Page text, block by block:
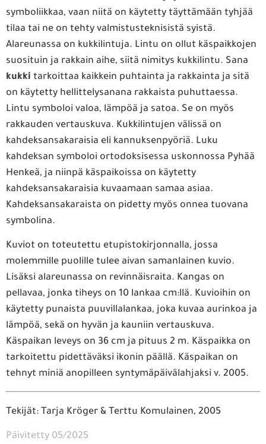
symboliikkaa, vaan niitä on käytetty täyttämään tyhjää
tilaa tai ne on tehty valmistusteknisistä syistä.
Alareunassa on kukkilintuja. Lintu on ollut käspaikkojen
suosituin ja rakkain aihe, siitä nimitys kukkilintu. Sana
kukki tarkoittaa kaikkein puhtainta ja rakkainta ja sitä
on käytetty hellittelysanana rakkaista puhuttaessa.
Lintu symboloi valoa, lämpöä ja satoa. Se on myös
rakkauden vertauskuva. Kukkilintujen välissä on
kahdeksansakaraisia eli kannuksenpyöriä. Luku
kahdeksan symboloi ortodoksisessa uskonnossa Pyhää
Henkeä, ja niinpä käspaikoissa on käytetty
kahdeksansakaraisia kuvaamaan samaa asiaa.
Kahdeksansakaraista on pidetty myös onnea tuovana
symbolina.
Kuviot on toteutettu etupistokirjonnalla, jossa
molemmille puolille tulee aivan samanlainen kuvio.
Lisäksi alareunassa on revinnäisraita. Kangas on
pellavaa, jonka tiheys on 10 lankaa cm:llä. Kuvioihin on
käytetty punaista puuvillalankaa, joka kuvaa aurinkoa ja
lämpöä, sekä on hyvän ja kauniin vertauskuva.
Käspaikan leveys on 36 cm ja pituus 2 m. Käspaikka on
tarkoitettu pidettäväksi ikonin päällä. Käspaikan on
tehnyt miniä anopilleen syntymäpäivälahjaksi v. 2005.
Tekijät: Tarja Kröger & Terttu Komulainen, 2005
Päivitetty 05/2025